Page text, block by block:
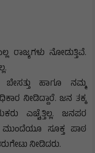
ನೋಡುತ್ತಿವೆ.
ಹಾಗೂ ನಮ್ಮ
ನೀಡಿದ್ದಾರೆ. ಜನ ತಕ್ಕ
ಎಚ್ಚೆತ್ತಿಲ್ಲ. ಜನಪರ
ಸೂಕ್ತ ಪಾಠ
ನೀಡಿದರು.